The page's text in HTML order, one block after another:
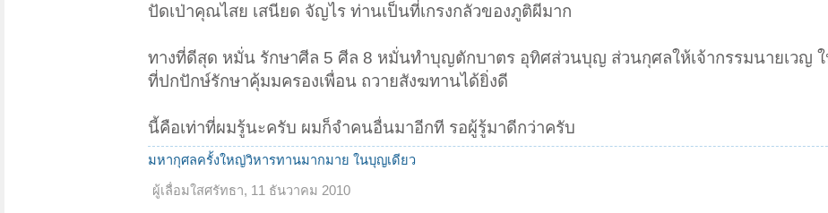
ปัดเป่าคุณไสย เสนียด จัญไร ท่านเป็นที่เกรงกลัวของภูติผีมาก
ทางที่ดีสุด หมั่น รักษาศีล 5 ศีล 8 หมั่นทำบุญตักบาตร อุทิศส่วนบุญ ส่วนกุศลให้เจ้ากรรมนายเวญ ใ
ที่ปกปักษ์รักษาคุ้มมครองเพื่อน ถวายสังฆทานได้ยิ่งดี
นี้คือเท่าที่ผมรู้นะครับ ผมก็จำคนอื่นมาอีกที รอผู้รู้มาดีกว่าครับ
มหากุศลครั้งใหญ่วิหารทานมากมาย ในบุญเดียว
ผู้เลื่อมใสศรัทธา, 11 ธันวาคม 2010